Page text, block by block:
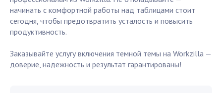
начинать с комфортной работы над таблицами стоит
сегодня, чтобы предотвратить усталость и повысить
продуктивность.
Заказывайте услугу включения темной темы на Workzilla —
доверие, надежность и результат гарантированы!